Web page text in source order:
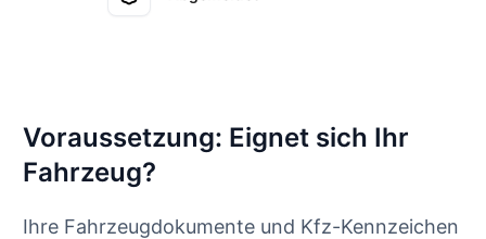
Voraussetzung: Eignet sich Ihr
Fahrzeug?
Ihre Fahrzeugdokumente und Kfz-Kennzeichen